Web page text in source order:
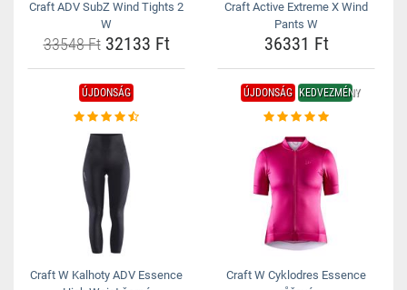
Craft ADV SubZ Wind Tights 2
W
33548 Ft32133 Ft
Craft Active Extreme X Wind
Pants W
36331 Ft
ÚJDONSÁG
Craft W Kalhoty ADV Essence
ÚJDONSÁG KEDVEZMÉNY
Craft W Cyklodres Essence